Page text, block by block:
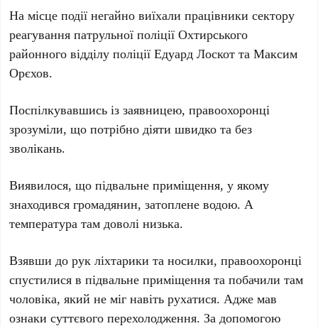
На місце події негайно виїхали працівники сектору
реагування патрульної поліції Охтирського
районного відділу поліції Едуард Лоскот та Максим
Орєхов.
Поспілкувавшись із заявницею, правоохоронці
зрозуміли, що потрібно діяти швидко та без
зволікань.
Виявилося, що підвальне приміщення, у якому
знаходився громадянин, затоплене водою. А
температура там доволі низька.
Взявши до рук ліхтарики та носилки, правоохоронці
спустилися в підвальне приміщення та побачили там
чоловіка, який не міг навіть рухатися. Адже мав
ознаки суттєвого перехолодження. За допомогою